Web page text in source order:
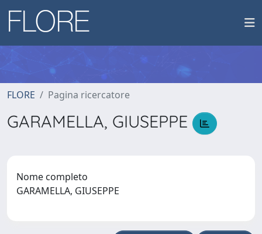
FLORE Pagina ricercatore
GARAMELLA, GIUSEPPE
Nome completo
GARAMELLA, GIUSEPPE